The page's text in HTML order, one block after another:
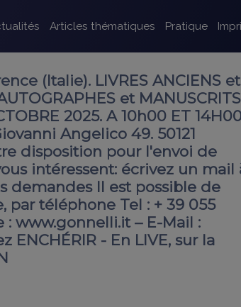
Articles thématiques Pratique
(Italie). LIVRES ANCIENS et
et MANUSCRITS
2025. A 10h00 ET
Angelico 49. 50121
disposition pour l'envoi de
intéressent: écrivez un mail
demandes Il est possible de
par téléphone Tel : + 39 055
: www.gonnelli.it – E-Mail :
ENCHÉRIR - En LIVE, sur la